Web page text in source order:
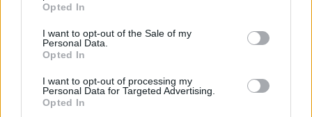
use your data for below specified purposes in below Google
consent section.
Opted In
I want to opt-out of the Sale of my
Personal Data.
Opted In
I want to opt-out of processing my
Personal Data for Targeted Advertising.
Opted In
responsabilità istituzionali. Tiene linea critica
taccuino sempre pieno.